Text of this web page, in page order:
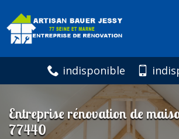
indisponible
Entreprise rénovation de
77440